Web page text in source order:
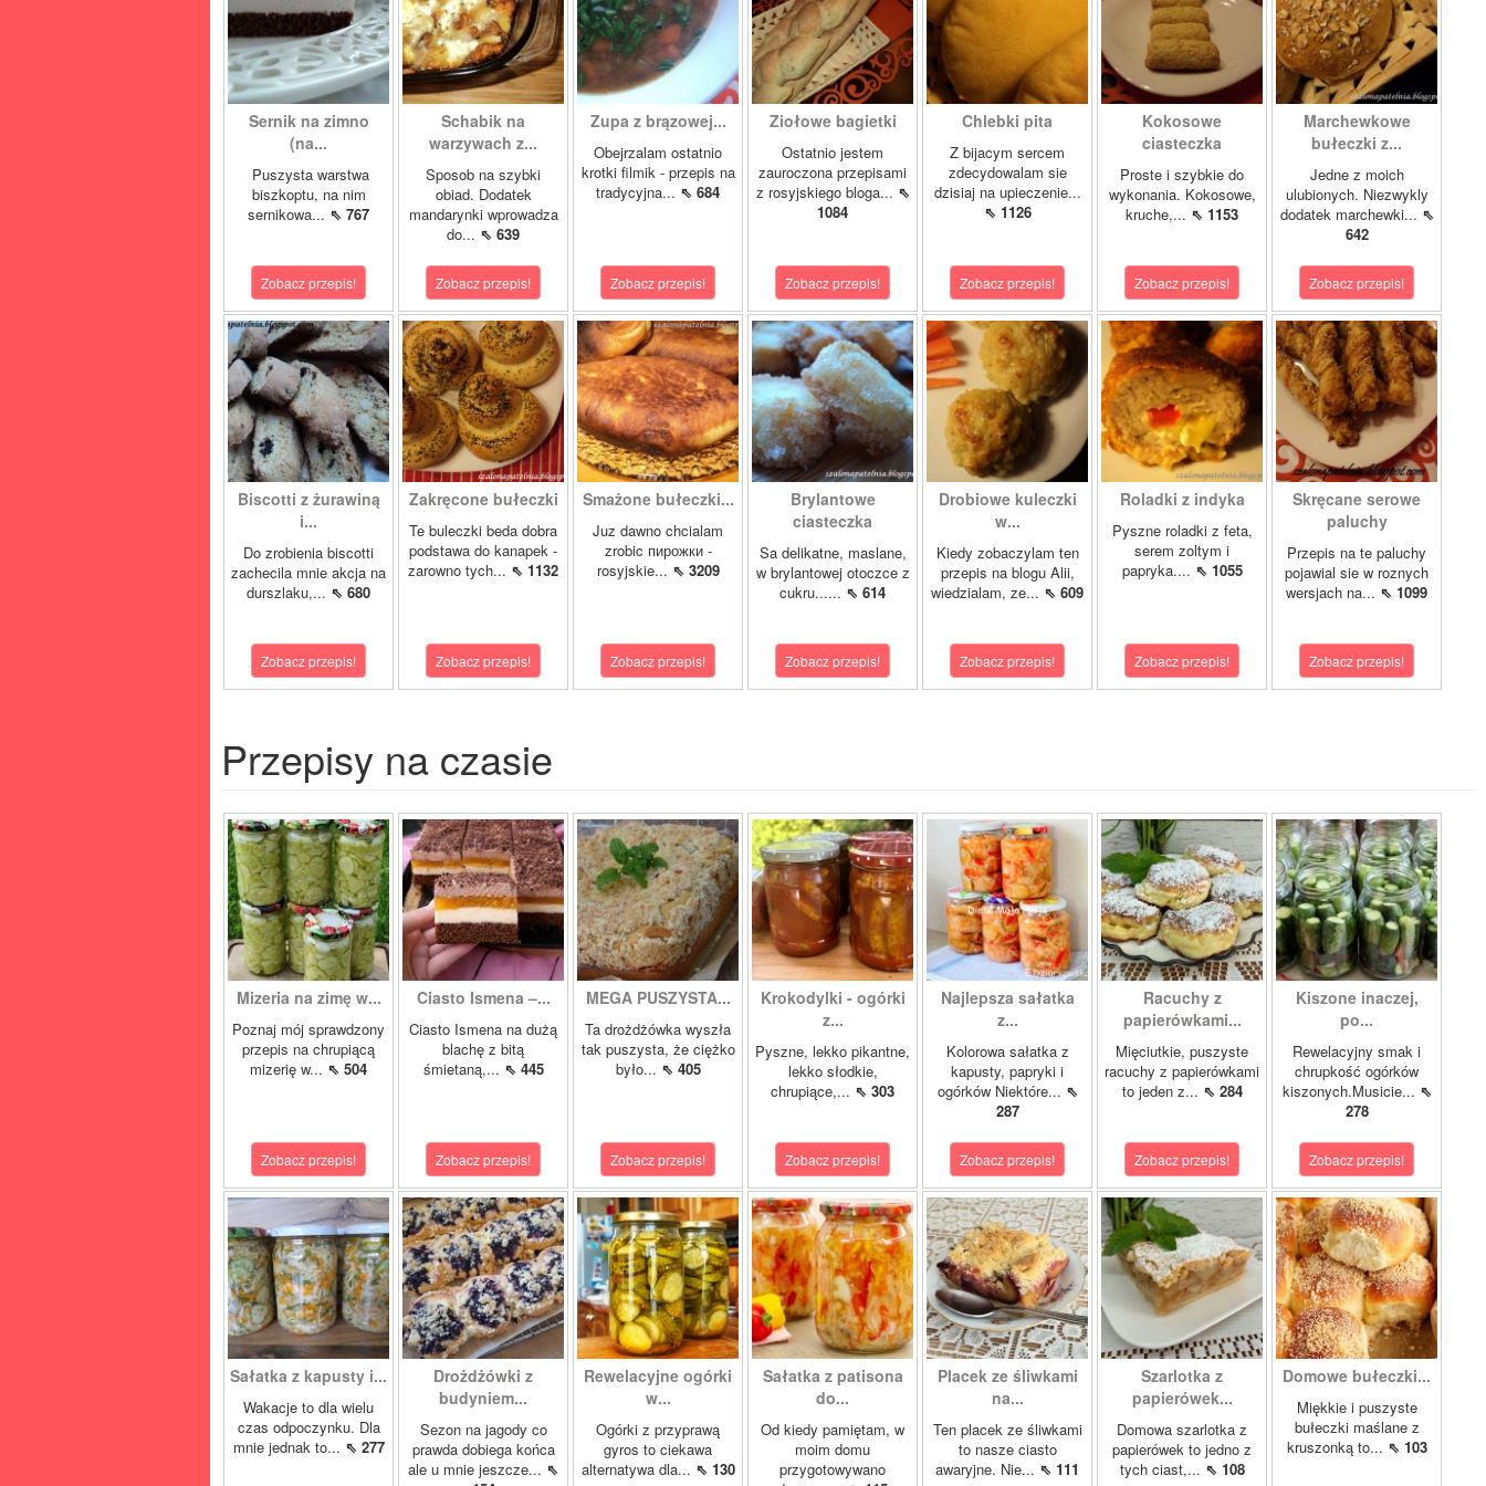
Sernik na zimno
(na...
Puszysta warstwa
biszkoptu, na nim
sernikowa... ⇖ 767
Zobacz przepis!
Schabik na
warzywach z...
Sposob na szybki
obiad. Dodatek
mandarynki wprowadza
do... ⇖ 639
Zobacz przepis!
Zupa z brązowej...
Obejrzalam ostatnio
krotki filmik - przepis na
tradycyjna... ⇖ 684
Zobacz przepis!
Ziołowe bagietki
Ostatnio jestem
zauroczona przepisami
z rosyjskiego bloga... ⇖
1084
Zobacz przepis!
Chlebki pita
Z bijacym sercem
zdecydowalam sie
dzisiaj na upieczenie...
⇖ 1126
Zobacz przepis!
Kokosowe
ciasteczka
Proste i szybkie do
wykonania. Kokosowe,
kruche,... ⇖ 1153
Zobacz przepis!
Marchewkowe
bułeczki z...
Jedne z moich
ulubionych. Niezwykly
dodatek marchewki... ⇖
642
Zobacz przepis!
Biscotti z żurawiną
i...
Do zrobienia biscotti
zachecila mnie akcja na
durszlaku,... ⇖ 680
Zobacz przepis!
Zakręcone bułeczki
Te buleczki beda dobra
podstawa do kanapek -
zarowno tych... ⇖ 1132
Zobacz przepis!
Smażone bułeczki...
Juz dawno chcialam
zrobic пирожки -
rosyjskie... ⇖ 3209
Zobacz przepis!
Brylantowe
ciasteczka
Sa delikatne, maslane,
w brylantowej otoczce z
cukru...... ⇖ 614
Zobacz przepis!
Drobiowe kuleczki
w...
Kiedy zobaczylam ten
przepis na blogu Alii,
wiedzialam, ze... ⇖ 609
Zobacz przepis!
Roladki z indyka
Pyszne roladki z feta,
serem zoltym i
papryka.... ⇖ 1055
Zobacz przepis!
Skręcane serowe
paluchy
Przepis na te paluchy
pojawial sie w roznych
wersjach na... ⇖ 1099
Zobacz przepis!
Przepisy na czasie
Mizeria na zimę w...
Poznaj mój sprawdzony
przepis na chrupiącą
mizerię w... ⇖ 504
Zobacz przepis!
Ciasto Ismena –...
Ciasto Ismena na dużą
blachę z bitą
śmietaną,... ⇖ 445
Zobacz przepis!
MEGA PUSZYSTA...
Ta drożdżówka wyszła
tak puszysta, że ciężko
było... ⇖ 405
Zobacz przepis!
Krokodylki - ogórki
z...
Pyszne, lekko pikantne,
lekko słodkie,
chrupiące,... ⇖ 303
Zobacz przepis!
Najlepsza sałatka
z...
Kolorowa sałatka z
kapusty, papryki i
ogórków Niektóre... ⇖
287
Zobacz przepis!
Racuchy z
papierówkami...
Mięciutkie, puszyste
racuchy z papierówkami
to jeden z... ⇖ 284
Zobacz przepis!
Kiszone inaczej,
po...
Rewelacyjny smak i
chrupkość ogórków
kiszonych.Musicie... ⇖
278
Zobacz przepis!
Sałatka z kapusty i...
Wakacje to dla wielu
czas odpoczynku. Dla
mnie jednak to... ⇖ 277
Drożdżówki z
budyniem...
Sezon na jagody co
prawda dobiega końca
ale u mnie jeszcze... ⇖
Rewelacyjne ogórki
w...
Ogórki z przyprawą
gyros to ciekawa
alternatywa dla... ⇖ 130
Sałatka z patisona
do...
Od kiedy pamiętam, w
moim domu
przygotowywano
Placek ze śliwkami
na...
Ten placek ze śliwkami
to nasze ciasto
awaryjne. Nie... ⇖ 111
Szarlotka z
papierówek...
Domowa szarlotka z
papierówek to jedno z
tych ciast,... ⇖ 108
Domowe bułeczki...
Miękkie i puszyste
bułeczki maślane z
kruszonką to... ⇖ 103